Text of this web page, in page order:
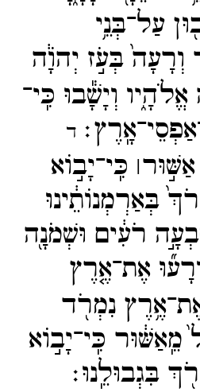
עַל־​בְּנֵ֥י
וְרָעָה֙ בְּעֹ֣ז יְהֹוָ֔ה
וְיָשָׁ֕בוּ כִּֽי־​
ד
׀ כִּֽי־​יָב֣וֹא
בְּאַרְמְנוֹתֵ֔ינוּ
רֹעִ֔ים וּשְׁמֹנָ֖ה
אֶת־​אֶ֤רֶץ
נִמְרֹ֖ד
כִּֽי־​יָב֣וֹא
בִּגְבוּלֵֽנוּ׃